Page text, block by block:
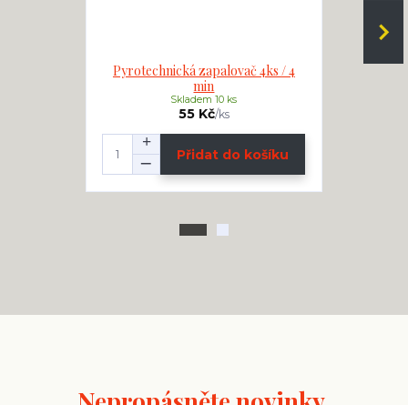
Pyrotechnická zapalovač 4ks / 4
min
55 Kč/ks
Skladem 10 ks
Přidat do košíku